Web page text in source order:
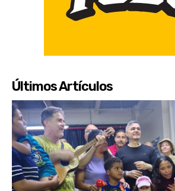
Últimos Artículos